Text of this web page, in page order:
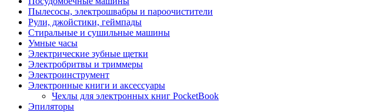
Пылесосы, электрошвабры и пароочистители
Рули, джойстики, геймпады
Стиральные и сушильные машины
Умные часы
Электрические зубные щетки
Электробритвы и триммеры
Электроинструмент
Электронные книги и аксессуары
Чехлы для электронных книг PocketBook
Эпиляторы